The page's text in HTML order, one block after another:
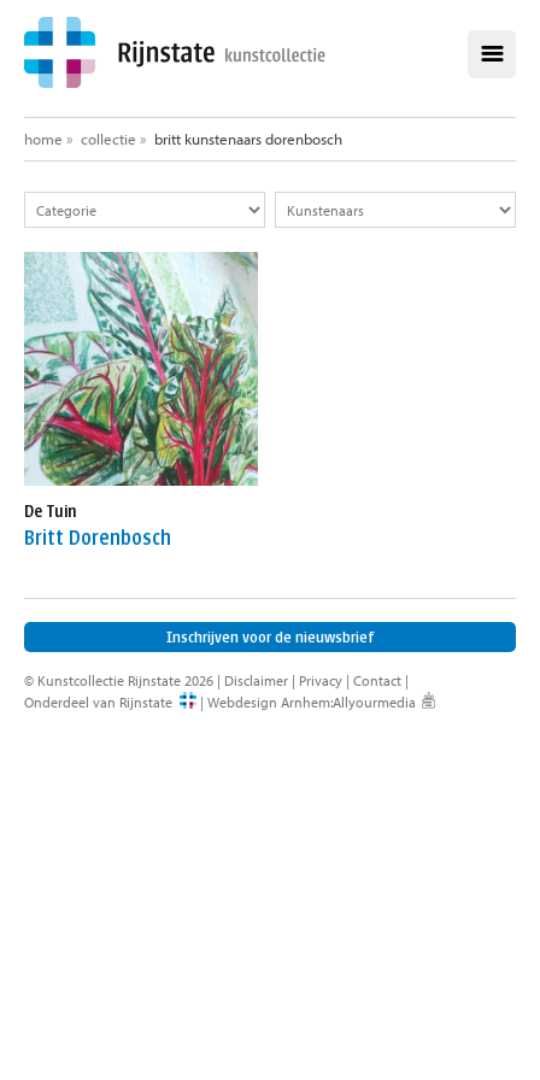
home
alle werken
alle kunstenaars
opdrachten
aankopen
over de kunstcollectie
healing environment
exposities
nieuws
home » collectie » britt kunstenaars dorenbosch
De Tuin
Britt Dorenbosch
Inschrijven voor de nieuwsbrief
© Kunstcollectie Rijnstate 2026 | Disclaimer | Privacy | Contact |
Onderdeel van Rijnstate
| Webdesign Arnhem:Allyourmedia